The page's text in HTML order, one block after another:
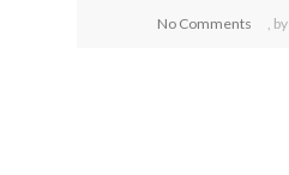
No Comments by